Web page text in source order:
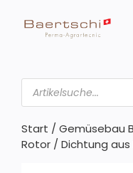
Inhalt
Products
search
Start / Gemüsebau
Rotor / Dichtung aus